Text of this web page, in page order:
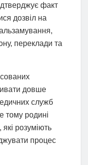
факт
дозвіл на
переклади та
довше
служб
тому родині
розуміють
процес